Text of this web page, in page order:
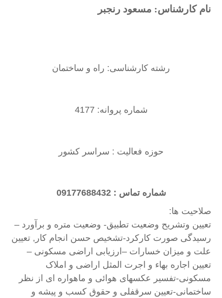
نام کارشناس: مسعود رنجبر
رشته کارشناسی: راه و ساختمان
شماره پروانه: 4177
حوزه فعالیت : سراسر کشور
شماره تماس : 09177688432
صلاحیت ها:
تعیین وتشریح وضعیتتطبیق- وضعیت متره و برآورد –
رسیدگی صورت کارکرد-تشخیص حسن انجام کار, تعیین
علت و میزان خسارات – ارزیابی اراضی مسکونی –
تعیین اجاره بهاء و اجرت المثل اراضی و املاک
مسکونی-تفسیر عکسهای هوائی و ماهواره ای از نظر
ساختمانی-تعیین سرقفلی و حقوق کسب و پیشه و